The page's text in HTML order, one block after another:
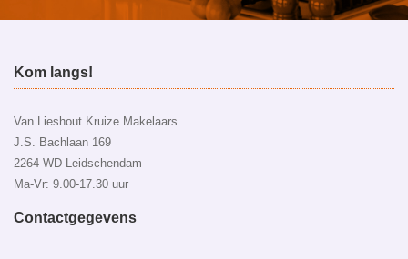
Kom langs!
Van Lieshout Kruize Makelaars
J.S. Bachlaan 169
2264 WD Leidschendam
Ma-Vr: 9.00-17.30 uur
Contactgegevens